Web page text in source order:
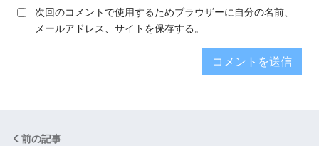
次回のコメントで使用するためブラウザーに自分の名前、
メールアドレス、サイトを保存する。
前の記事